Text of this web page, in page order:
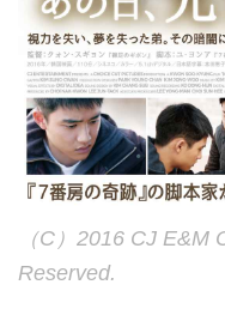
（C）2016 CJ E&M
Reserved.